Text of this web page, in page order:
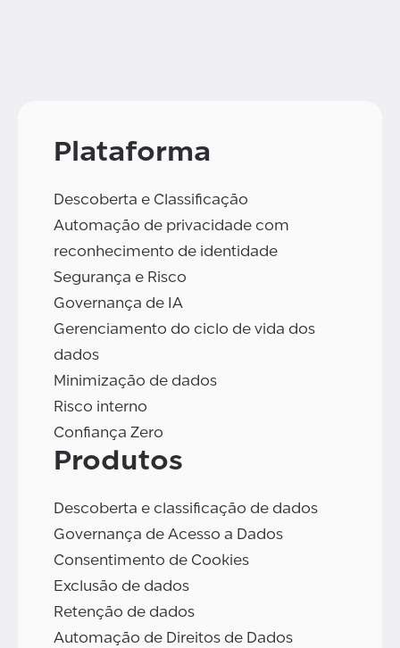
Plataforma
Descoberta e Classificação
Automação de privacidade com
reconhecimento de identidade
Segurança e Risco
Governança de IA
Gerenciamento do ciclo de vida dos
dados
Minimização de dados
Risco interno
Confiança Zero
Produtos
Descoberta e classificação de dados
Governança de Acesso a Dados
Consentimento de Cookies
Exclusão de dados
Retenção de dados
Automação de Direitos de Dados